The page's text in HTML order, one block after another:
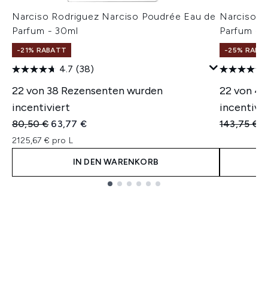
Narciso Rodriguez Narciso Poudrée Eau de
Parfum - 30ml
-21% RABATT
4.7 (38)
22 von 38 Rezensenten wurden
incentiviert
Unverbindliche Preisempfehlung:
80,50 € Aktueller Preis:
63,77 €
2125,67 € pro L
IN DEN WARENKORB
Narciso
Parfum -
-25%
22 von
143,75 €